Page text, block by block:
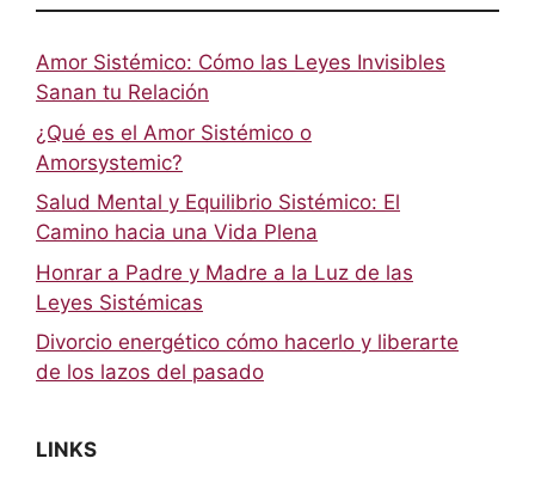
Amor Sistémico: Cómo las Leyes Invisibles
Sanan tu Relación
¿Qué es el Amor Sistémico o
Amorsystemic?
Salud Mental y Equilibrio Sistémico: El
Camino hacia una Vida Plena
Honrar a Padre y Madre a la Luz de las
Leyes Sistémicas
Divorcio energético cómo hacerlo y liberarte
de los lazos del pasado
LINKS